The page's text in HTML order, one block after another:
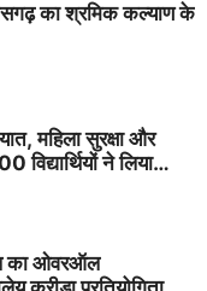
का श्रमिक कल्याण के
महिला सुरक्षा और
विद्यार्थियों ने लिया
का ओवरऑल